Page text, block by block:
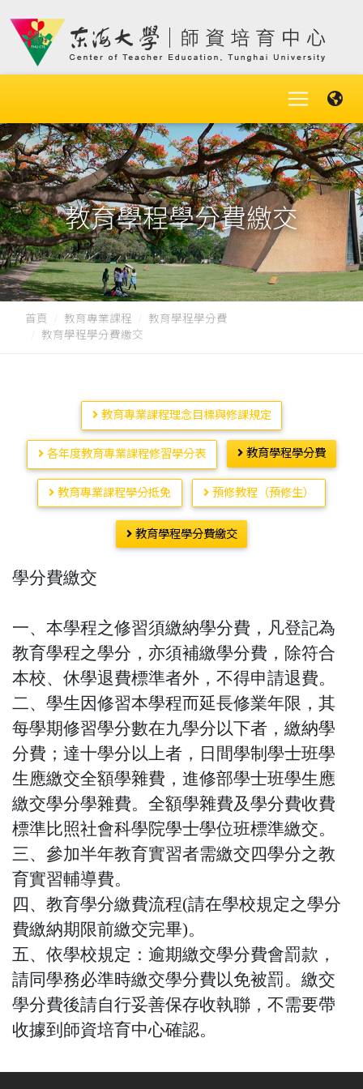
教育學程學分費繳交
首頁 教育專業課程
教育學程學分費
教育學程學分費繳交
教育專業課程理念目標與修課規定
各年度教育專業課程修習學分表 教育學程學分費
教育專業課程學分抵免 預修教程（預修生）
教育學程學分費繳交
學分費繳交
一、本學程之修習須繳納學分費，凡登記為
教育學程之學分，亦須補繳學分費，除符合
本校、休學退費標準者外，不得申請退費。
二、學生因修習本學程而延長修業年限，其
每學期修習學分數在九學分以下者，繳納學
分費；達十學分以上者，日間學制學士班學
生應繳交全額學雜費，進修部學士班學生應
繳交學分學雜費。全額學雜費及學分費收費
標準比照社會科學院學士學位班標準繳交。
三、參加半年教育實習者需繳交四學分之教
育實習輔導費。
四、教育學分繳費流程(請在學校規定之學分
費繳納期限前繳交完畢)。
五、依學校規定：逾期繳交學分費會罰款，
請同學務必準時繳交學分費以免被罰。繳交
學分費後請自行妥善保存收執聯，不需要帶
收據到師資培育中心確認。